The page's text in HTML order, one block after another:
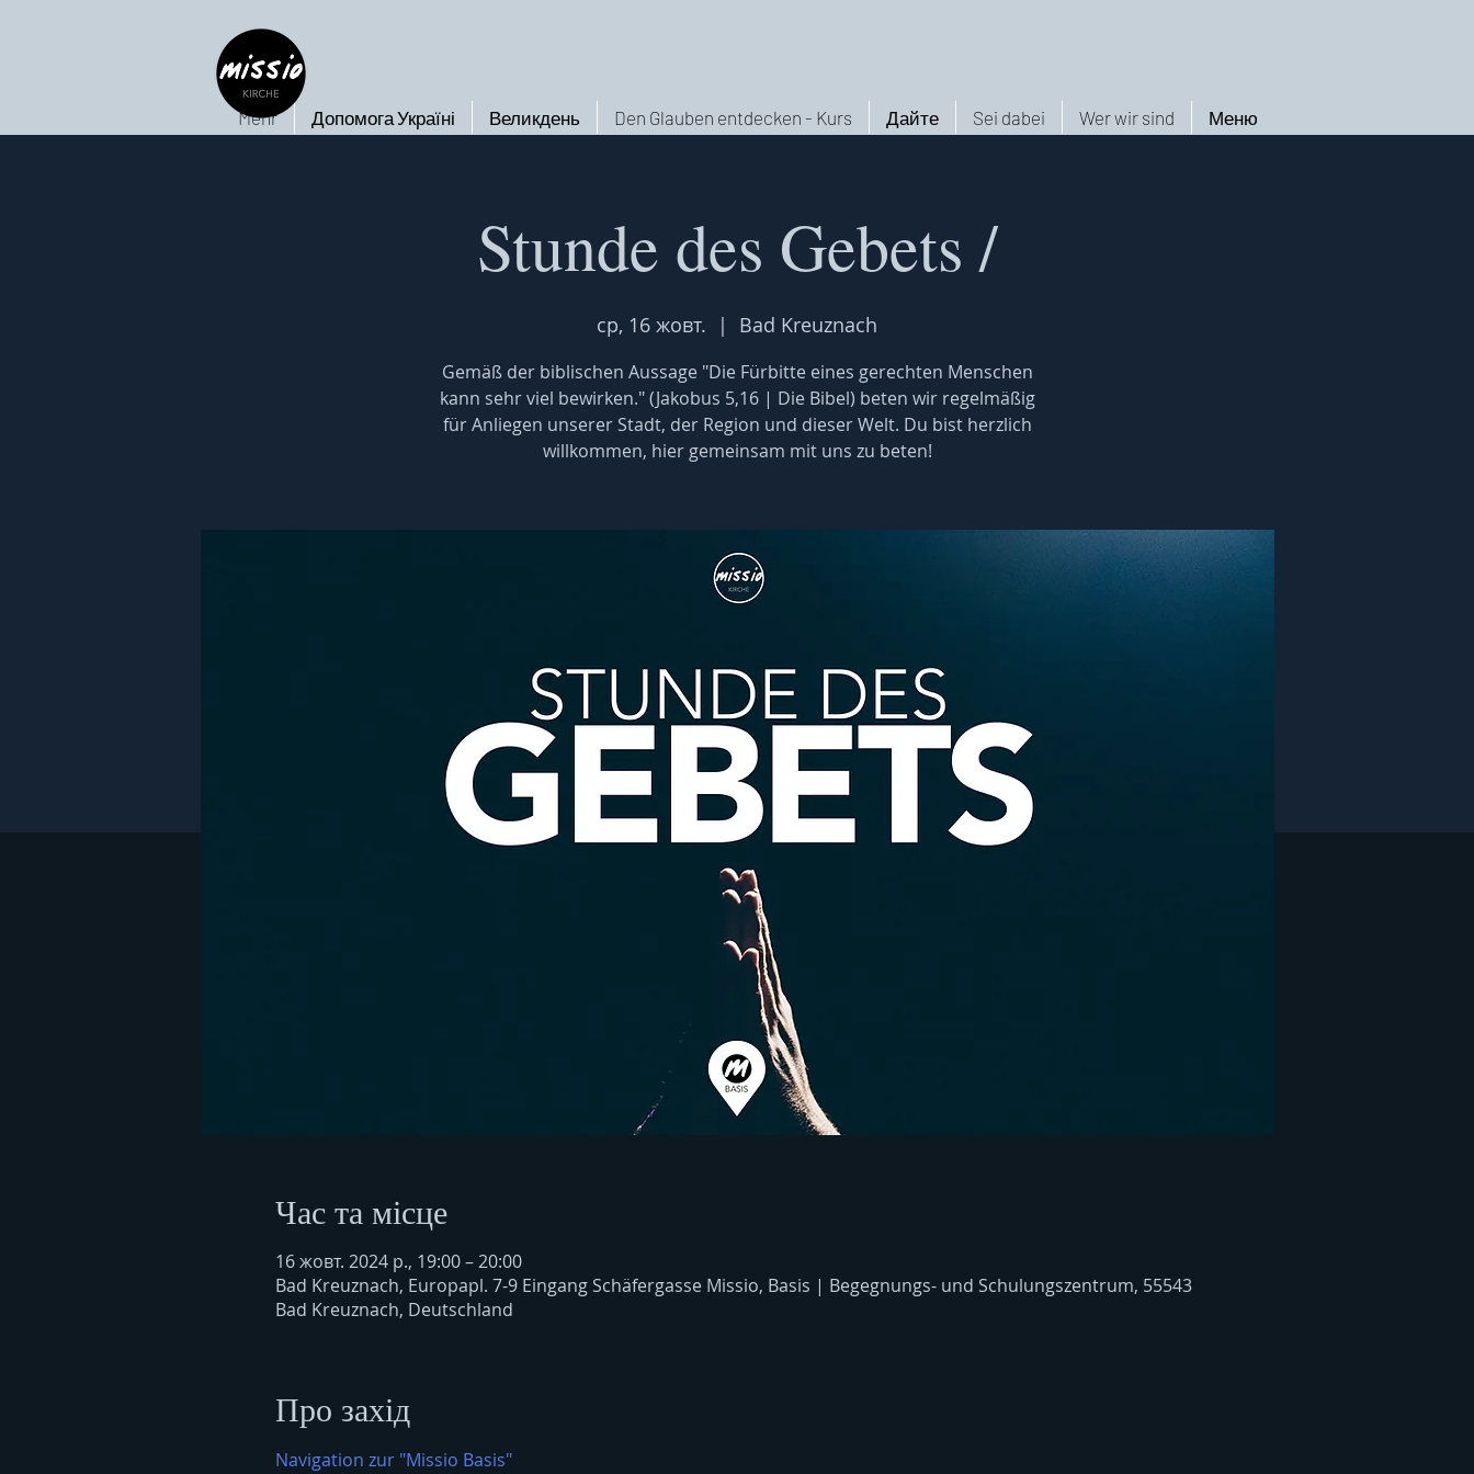
Меню
Wer wir sind
Sei dabei
Дайте
Den Glauben entdecken - Kurs
Великдень
Допомога Україні
Mehr
Stunde des Gebets /
ср, 16 жовт.
  |
Bad Kreuznach
Gemäß der biblischen Aussage "Die Fürbitte eines gerechten Menschen
kann sehr viel bewirken." (Jakobus 5,16 | Die Bibel) beten wir regelmäßig
für Anliegen unserer Stadt, der Region und dieser Welt. Du bist herzlich
willkommen, hier gemeinsam mit uns zu beten!
Час та місце
16 жовт. 2024 р., 19:00 – 20:00
Bad Kreuznach, Europapl. 7-9 Eingang Schäfergasse Missio, Basis | Begegnungs- und Schulungszentrum, 55543
Bad Kreuznach, Deutschland
Про захід
Navigation zur "Missio Basis"